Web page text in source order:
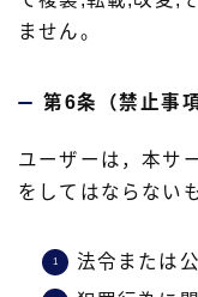
ません。
第6条（禁止事項
ユーザーは，本サ
をしてはならない
法令または